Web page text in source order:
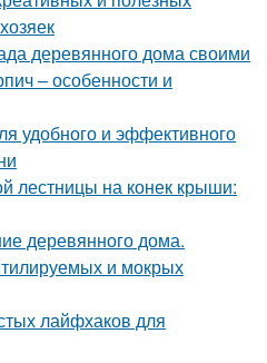
деревянного дома своими
– особенности и
удобного и эффективного
лестницы на конек крыши:
деревянного дома.
и мокрых
лайфхаков для